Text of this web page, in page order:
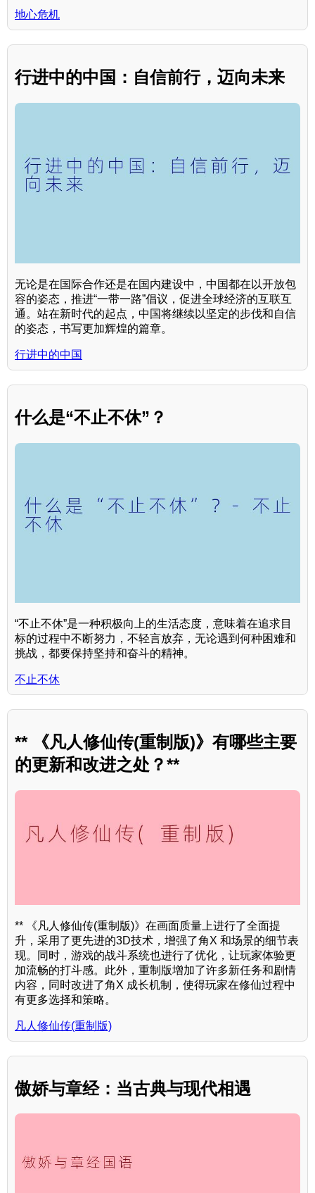
地心危机
行进中的中国：自信前行，迈向未来
无论是在国际合作还是在国内建设中，中国都在以开放包
容的姿态，推进“一带一路”倡议，促进全球经济的互联互
通。站在新时代的起点，中国将继续以坚定的步伐和自信
的姿态，书写更加辉煌的篇章。
行进中的中国
什么是“不止不休”？
“不止不休”是一种积极向上的生活态度，意味着在追求目
标的过程中不断努力，不轻言放弃，无论遇到何种困难和
挑战，都要保持坚持和奋斗的精神。
不止不休
** 《凡人修仙传(重制版)》有哪些主要
的更新和改进之处？**
** 《凡人修仙传(重制版)》在画面质量上进行了全面提
升，采用了更先进的3D技术，增强了角X 和场景的细节表
现。同时，游戏的战斗系统也进行了优化，让玩家体验更
加流畅的打斗感。此外，重制版增加了许多新任务和剧情
内容，同时改进了角X 成长机制，使得玩家在修仙过程中
有更多选择和策略。
凡人修仙传(重制版)
傲娇与章经：当古典与现代相遇